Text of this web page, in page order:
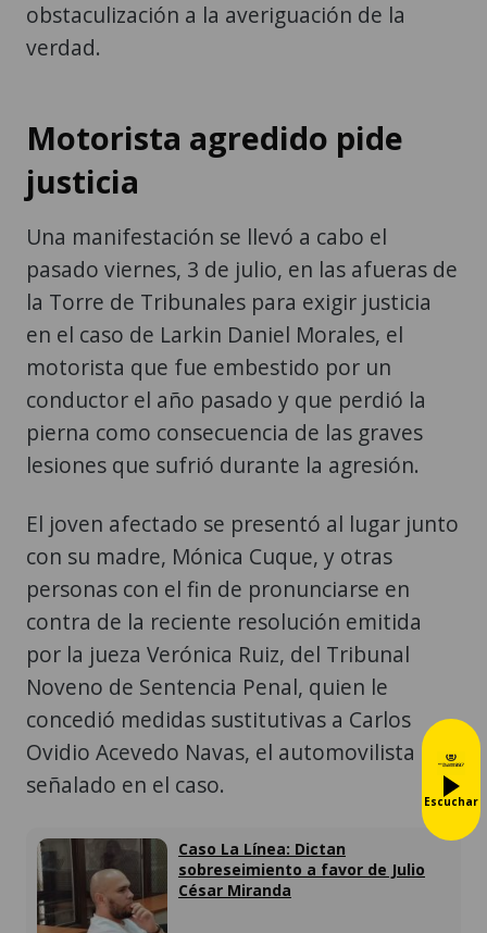
obstaculización a la averiguación de la
verdad.
Motorista agredido pide
justicia
Una manifestación se llevó a cabo el
pasado viernes, 3 de julio, en las afueras de
la Torre de Tribunales para exigir justicia
en el caso de Larkin Daniel Morales, el
motorista que fue embestido por un
conductor el año pasado y que perdió la
pierna como consecuencia de las graves
lesiones que sufrió durante la agresión.
El joven afectado se presentó al lugar junto
con su madre, Mónica Cuque, y otras
personas con el fin de pronunciarse en
contra de la reciente resolución emitida
por la jueza Verónica Ruiz, del Tribunal
Noveno de Sentencia Penal, quien le
concedió medidas sustitutivas a Carlos
Ovidio Acevedo Navas, el automovilista
señalado en el caso.
Caso La Línea: Dictan
sobreseimiento a favor de Julio
César Miranda
Escuchar